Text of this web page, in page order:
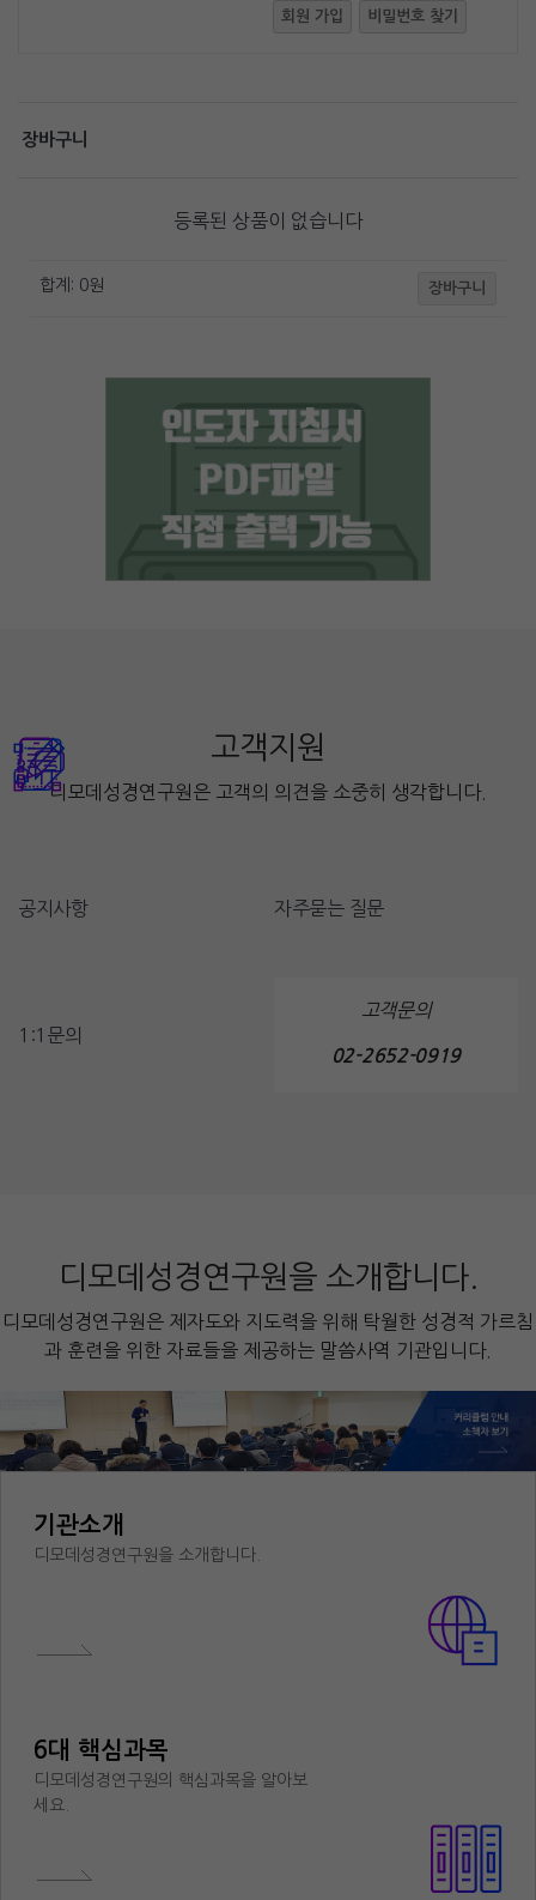
회원 가입 비밀번호 찾기
장바구니
등록된 상품이 없습니다
합계: 0원 장바구니
고객지원
디모데성경연구원은 고객의 의견을 소중히 생각합니다.
공지사항 자주묻는 질문
1:1문의
고객문의
02-2652-0919
디모데성경연구원을 소개합니다.
디모데성경연구원은 제자도와 지도력을 위해 탁월한 성경적 가르침
과 훈련을 위한 자료들을 제공하는 말씀사역 기관입니다.
기관소개
디모데성경연구원을 소개합니다.
6대 핵심과목
디모데성경연구원의 핵심과목을 알아보
세요.